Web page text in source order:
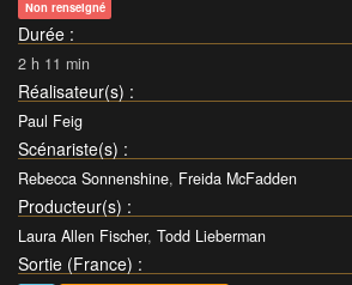
Non renseigné
Durée :
2 h 11 min
Réalisateur(s) :
Paul Feig
Scénariste(s) :
Rebecca Sonnenshine, Freida McFadden
Producteur(s) :
Laura Allen Fischer, Todd Lieberman
Sortie (France) :